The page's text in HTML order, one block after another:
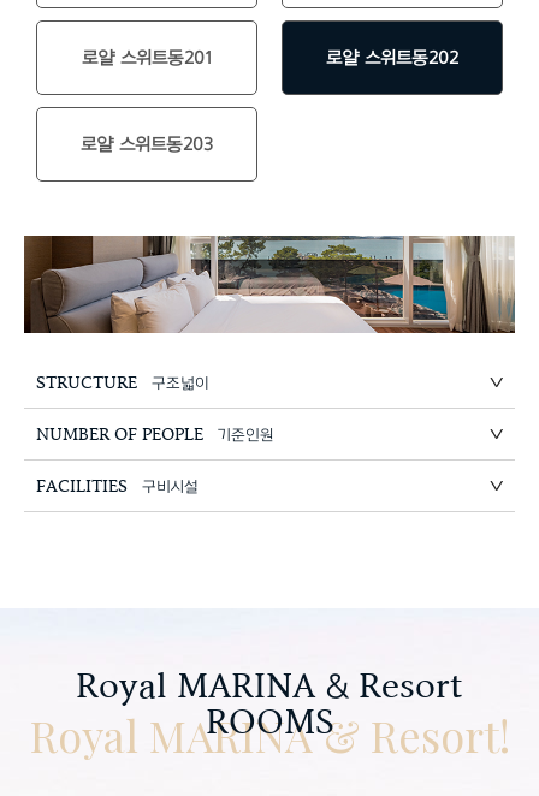
로얄 스위트동201 로얄 스위트동202
로얄 스위트동203
STRUCTURE 구조넓이
NUMBER OF PEOPLE 기준인원
FACILITIES 구비시설
Royal MARINA & Resort
ROOMS
Royal MARINA & Resort!